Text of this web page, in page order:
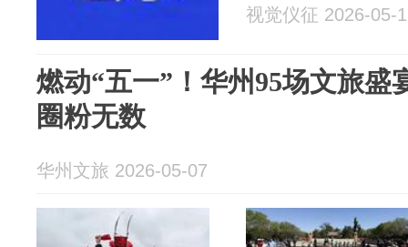
视觉仪征 2026-05-
燃动“五一”！华州95场文旅盛
圈粉无数
华州文旅 2026-05-07